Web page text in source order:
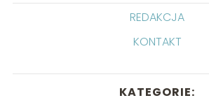
REDAKCJA
KONTAKT
KATEGORIE: